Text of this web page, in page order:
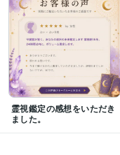
得意分野
占い 手相鑑定、霊視鑑定
占い 手相鑑定 霊視鑑定
語学力
英語 ネイティブレベル
霊視鑑定の感想をいただき
ました。